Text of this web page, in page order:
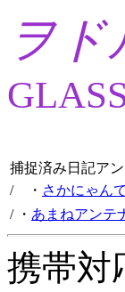
ヲ
捕捉済み日記ア
/ ・ さかにゃん
/ ・ あまねアンテ
携帯対